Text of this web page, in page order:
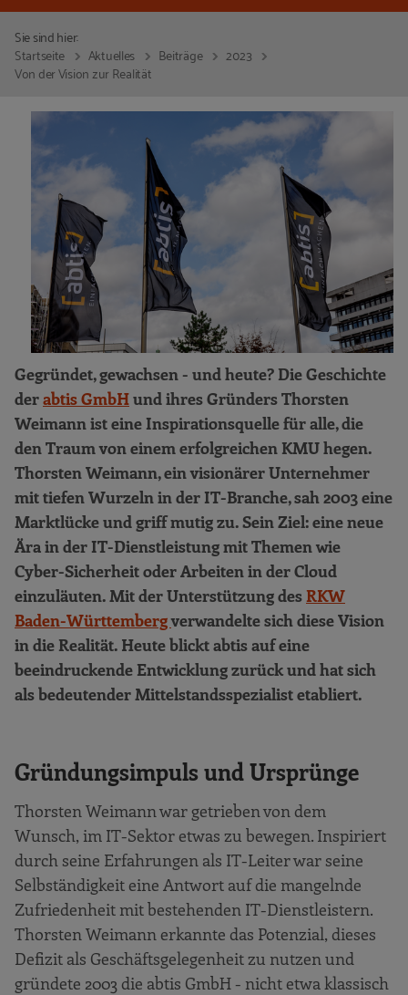
Sie sind hier:
Startseite
Aktuelles Beiträge
2023
Von der Vision zur Realität
Gegründet, gewachsen - und heute? Die Geschichte
derabtis GmbHund ihres Gründers Thorsten
Weimann ist eine Inspirationsquelle für alle, die
den Traum von einem erfolgreichen KMU hegen.
Thorsten Weimann, ein visionärer Unternehmer
mit tiefen Wurzeln in der IT-Branche, sah 2003 eine
Marktlücke und griff mutig zu. Sein Ziel: eine neue
Ära in der IT-Dienstleistung mit Themen wie
Cyber-Sicherheit oder Arbeiten in der Cloud
einzuläuten. Mit der Unterstützung desRKW
Baden-Württembergverwandelte sich diese Vision
in die Realität. Heute blickt abtis auf eine
beeindruckende Entwicklung zurück und hat sich
als bedeutender Mittelstandsspezialist etabliert.
Gründungsimpuls und Ursprünge
Thorsten Weimann war getrieben von dem
Wunsch, im IT-Sektor etwas zu bewegen. Inspiriert
durch seine Erfahrungen als IT-Leiter war seine
Selbständigkeit eine Antwort auf die mangelnde
Zufriedenheit mit bestehenden IT-Dienstleistern.
Thorsten Weimann erkannte das Potenzial, dieses
Defizit als Geschäftsgelegenheit zu nutzen und
gründete 2003 die abtis GmbH - nicht etwa klassisch